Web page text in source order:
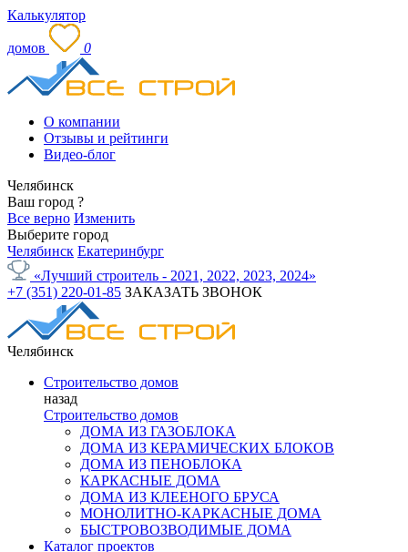
Калькулятор
домов 0
О компании
Отзывы и рейтинги
Видео-блог
Челябинск
Ваш город ?
Все верно Изменить
Выберите город
Челябинск Екатеринбург
«Лучший строитель - 2021, 2022, 2023, 2024»
+7 (351) 220-01-85 ЗАКАЗАТЬ ЗВОНОК
Челябинск
Строительство домов
назад
Строительство домов
ДОМА ИЗ ГАЗОБЛОКА
ДОМА ИЗ КЕРАМИЧЕСКИХ БЛОКОВ
ДОМА ИЗ ПЕНОБЛОКА
КАРКАСНЫЕ ДОМА
ДОМА ИЗ КЛЕЕНОГО БРУСА
МОНОЛИТНО-КАРКАСНЫЕ ДОМА
БЫСТРОВОЗВОДИМЫЕ ДОМА
Каталог проектов